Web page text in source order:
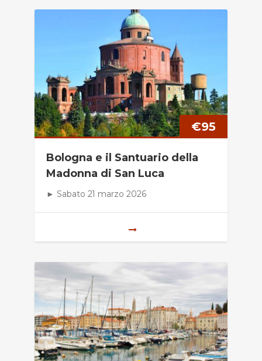
€95
Bologna e il Santuario della
Madonna di San Luca
► Sabato 21 marzo 2026